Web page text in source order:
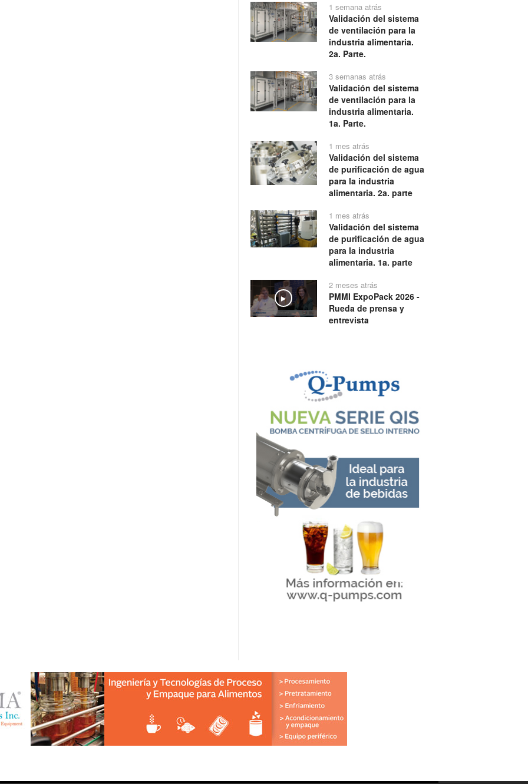
1 semana atrás
Validación del sistema
de ventilación para la
industria alimentaria.
2a. Parte.
3 semanas atrás
Validación del sistema
de ventilación para la
industria alimentaria.
1a. Parte.
1 mes atrás
Validación del sistema
de purificación de agua
para la industria
alimentaria. 2a. parte
1 mes atrás
Validación del sistema
de purificación de agua
para la industria
alimentaria. 1a. parte
Play
2 meses atrás
PMMI ExpoPack 2026 -
Rueda de prensa y
entrevista